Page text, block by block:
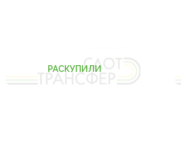
РАСКУПИЛИ